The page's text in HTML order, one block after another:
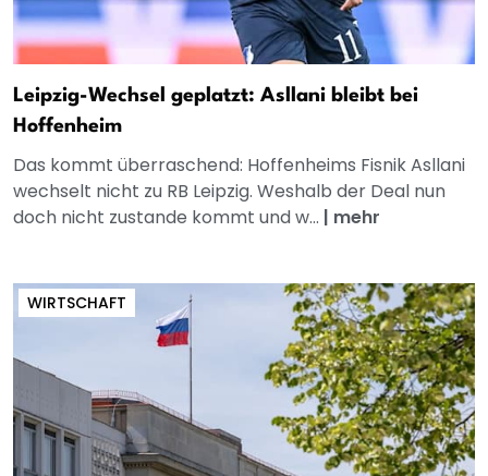
Leipzig-Wechsel geplatzt: Asllani bleibt bei
Hoffenheim
Das kommt überraschend: Hoffenheims Fisnik Asllani
wechselt nicht zu RB Leipzig. Weshalb der Deal nun
doch nicht zustande kommt und w... | mehr
WIRTSCHAFT